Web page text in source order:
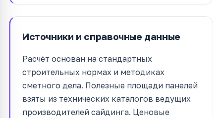
Источники и справочные данные
Расчёт основан на стандартных
строительных нормах и методиках
сметного дела. Полезные площади панелей
взяты из технических каталогов ведущих
производителей сайдинга. Ценовые